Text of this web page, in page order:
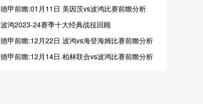
德甲前瞻:01月11日 美因茨vs波鸿比赛前瞻分析
波鸿2023-24赛季十大经典战役回顾
德甲前瞻:12月22日 波鸿vs海登海姆比赛前瞻分析
德甲前瞻:12月14日 柏林联合vs波鸿比赛前瞻分析